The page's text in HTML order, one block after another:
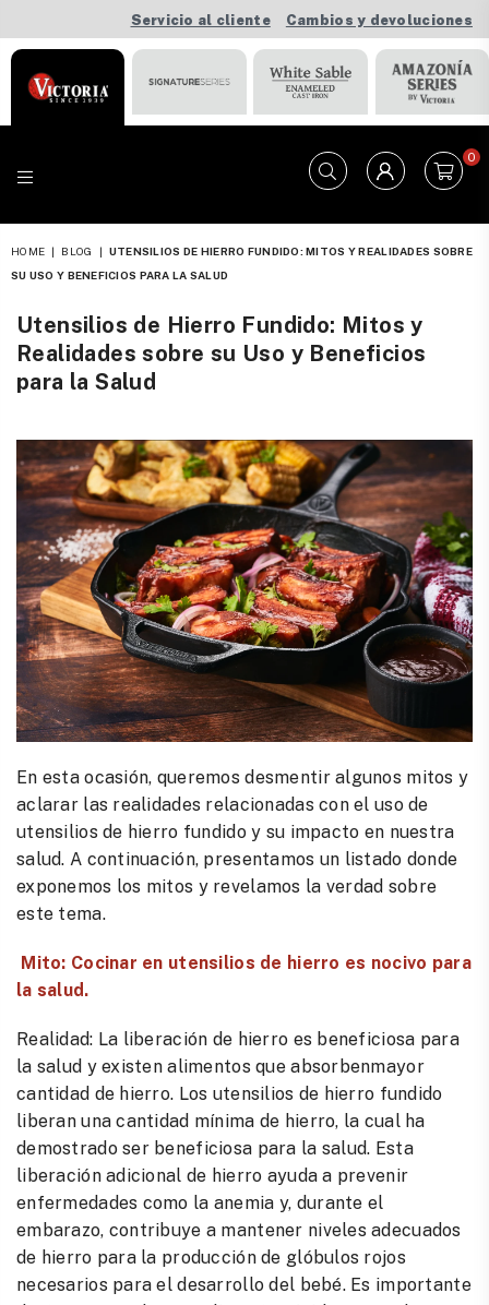
Servicio al cliente Cambios y devoluciones
0
HOME | BLOG | UTENSILIOS DE HIERRO FUNDIDO: MITOS Y REALIDADES SOBRE
SU USO Y BENEFICIOS PARA LA SALUD
Utensilios de Hierro Fundido: Mitos y
Realidades sobre su Uso y Beneficios
para la Salud
En esta ocasión, queremos desmentir algunos mitos y
aclarar las realidades relacionadas con el uso de
utensilios de hierro fundido y su impacto en nuestra
salud. A continuación, presentamos un listado donde
exponemos los mitos y revelamos la verdad sobre
este tema.
Mito: Cocinar en utensilios de hierro es nocivo para
la salud.
Realidad: La liberación de hierro es beneficiosa para
la salud y existen alimentos que absorbenmayor
cantidad de hierro. Los utensilios de hierro fundido
liberan una cantidad mínima de hierro, la cual ha
demostrado ser beneficiosa para la salud. Esta
liberación adicional de hierro ayuda a prevenir
enfermedades como la anemia y, durante el
embarazo, contribuye a mantener niveles adecuados
de hierro para la producción de glóbulos rojos
necesarios para el desarrollo del bebé. Es importante